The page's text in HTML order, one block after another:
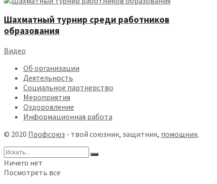
Шахматный турнир среди работников
образования
Видео
Об организации
Деятельность
Социальное партнерство
Мероприятия
Оздоровление
Информационная работа
© 2020 Профсоюз - твой союзник, защитник, помощник.
Ничего нет
Посмотреть все